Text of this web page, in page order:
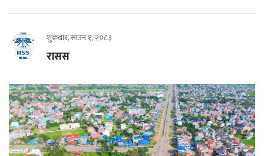
शुक्रबार, साउन १, २०८३
रासस